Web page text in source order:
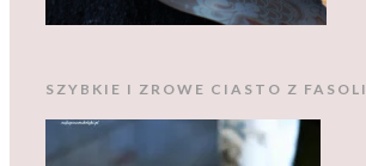
SZYBKIE I ZROWE CIASTO Z FASOLI